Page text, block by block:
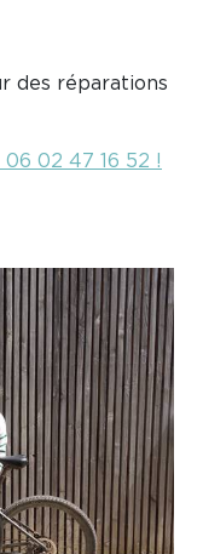
des réparations
02 47 16 52 !